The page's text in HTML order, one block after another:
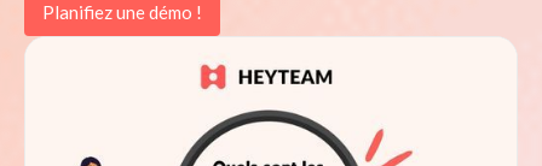
Planifiez une démo !